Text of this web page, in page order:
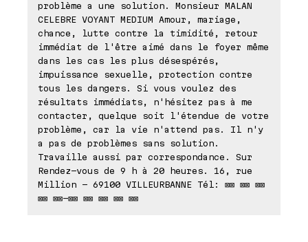
problème a une solution. Monsieur MALAN
CELEBRE VOYANT MEDIUM Amour, mariage,
chance, lutte contre la timidité, retour
immédiat de l'être aimé dans le foyer même
dans les cas les plus désespérés,
impuissance sexuelle, protection contre
tous les dangers. Si vous voulez des
résultats immédiats, n'hésitez pas à me
contacter, quelque soit l'étendue de votre
problème, car la vie n'attend pas. Il n'y
a pas de problèmes sans solution.
Travaille aussi par correspondance. Sur
Rendez-vous de 9 h à 20 heures. 16, rue
Million - 69100 VILLEURBANNE Tél: ⊠⊠ ⊠⊠ ⊠⊠
⊠⊠ ⊠⊠-⊠⊠ ⊠⊠ ⊠⊠ ⊠⊠ ⊠⊠